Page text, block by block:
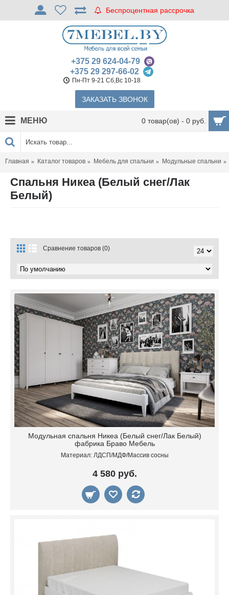
Беспроцентная рассрочка
+375 29 624-04-79
+375 29 297-66-02
Пн-Пт 9-21 Сб,Вс 10-18
ЗАКАЗАТЬ ЗВОНОК
0 товар(ов) - 0 руб.
МЕНЮ
Главная Каталог товаров Мебель для спальни Модульные спальни
Спальня Никеа (Белый снег/Лак
Белый)
Сравнение товаров (0)
Модульная спальня Никеа (Белый снег/Лак Белый)
фабрика Браво Мебель
Материал: ЛДСП/МДФ/Массив сосны
4 580 руб.